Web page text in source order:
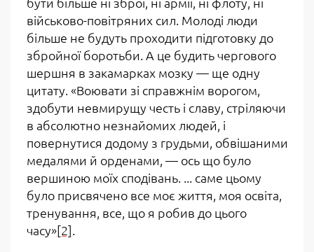
військово-повітряних сил. Молоді люди
більше не будуть проходити підготовку до
збройної боротьби. А це будить чергового
шершня в закамарках мозку — ще одну
цитату. «Воювати зі справжнім ворогом,
здобути невмирущу честь і славу, стріляючи
в абсолютно незнайомих людей, і
повернутися додому з грудьми, обвішаними
медалями й орденами, — ось що було
вершиною моїх сподівань. ... саме цьому
було присвячено все моє життя, моя освіта,
тренування, все, що я робив до цього
часу»[2].